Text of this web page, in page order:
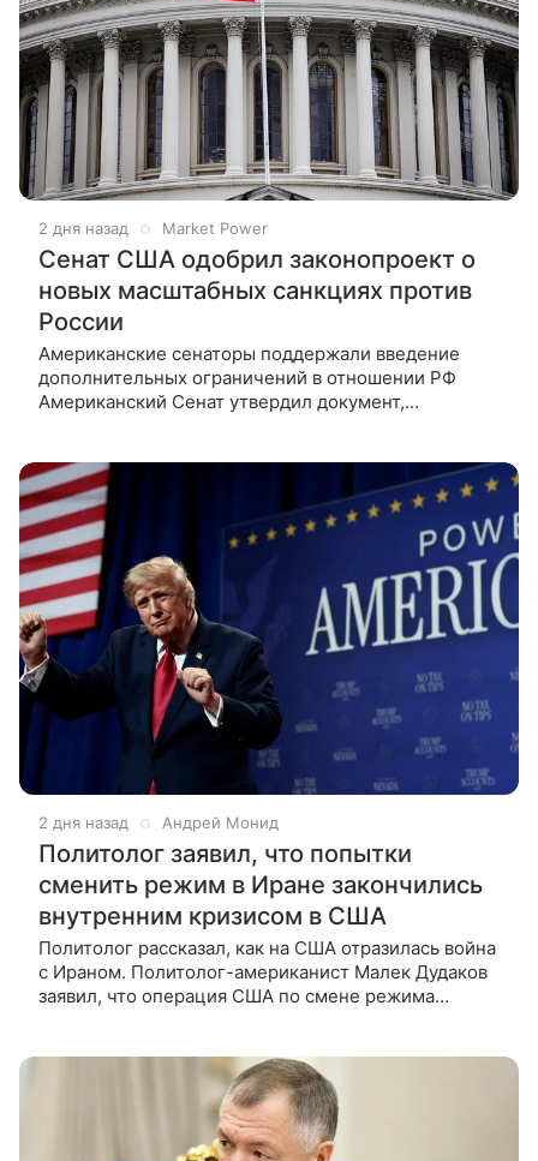
2 дня назад Market Power
Сенат США одобрил законопроект о
новых масштабных санкциях против
России
Американские сенаторы поддержали введение
дополнительных ограничений в отношении РФ
Американский Сенат утвердил документ,
2 дня назад Андрей Монид
Политолог заявил, что попытки
сменить режим в Иране закончились
внутренним кризисом в США
Политолог рассказал, как на США отразилась война
с Ираном. Политолог-американист Малек Дудаков
заявил, что операция США по смене режима